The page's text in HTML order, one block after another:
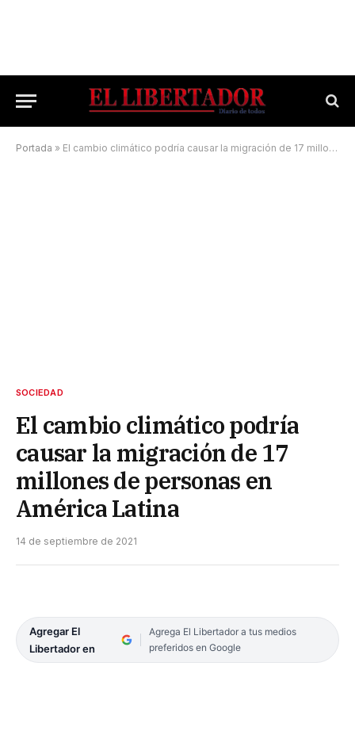
Portada » El cambio climático podría causar la migración de 17 millones de personas en América Latina
SOCIEDAD
El cambio climático podría
causar la migración de 17
millones de personas en
América Latina
14 de septiembre de 2021
Agregar El
Libertador en
Agrega El Libertador a tus medios
preferidos en Google